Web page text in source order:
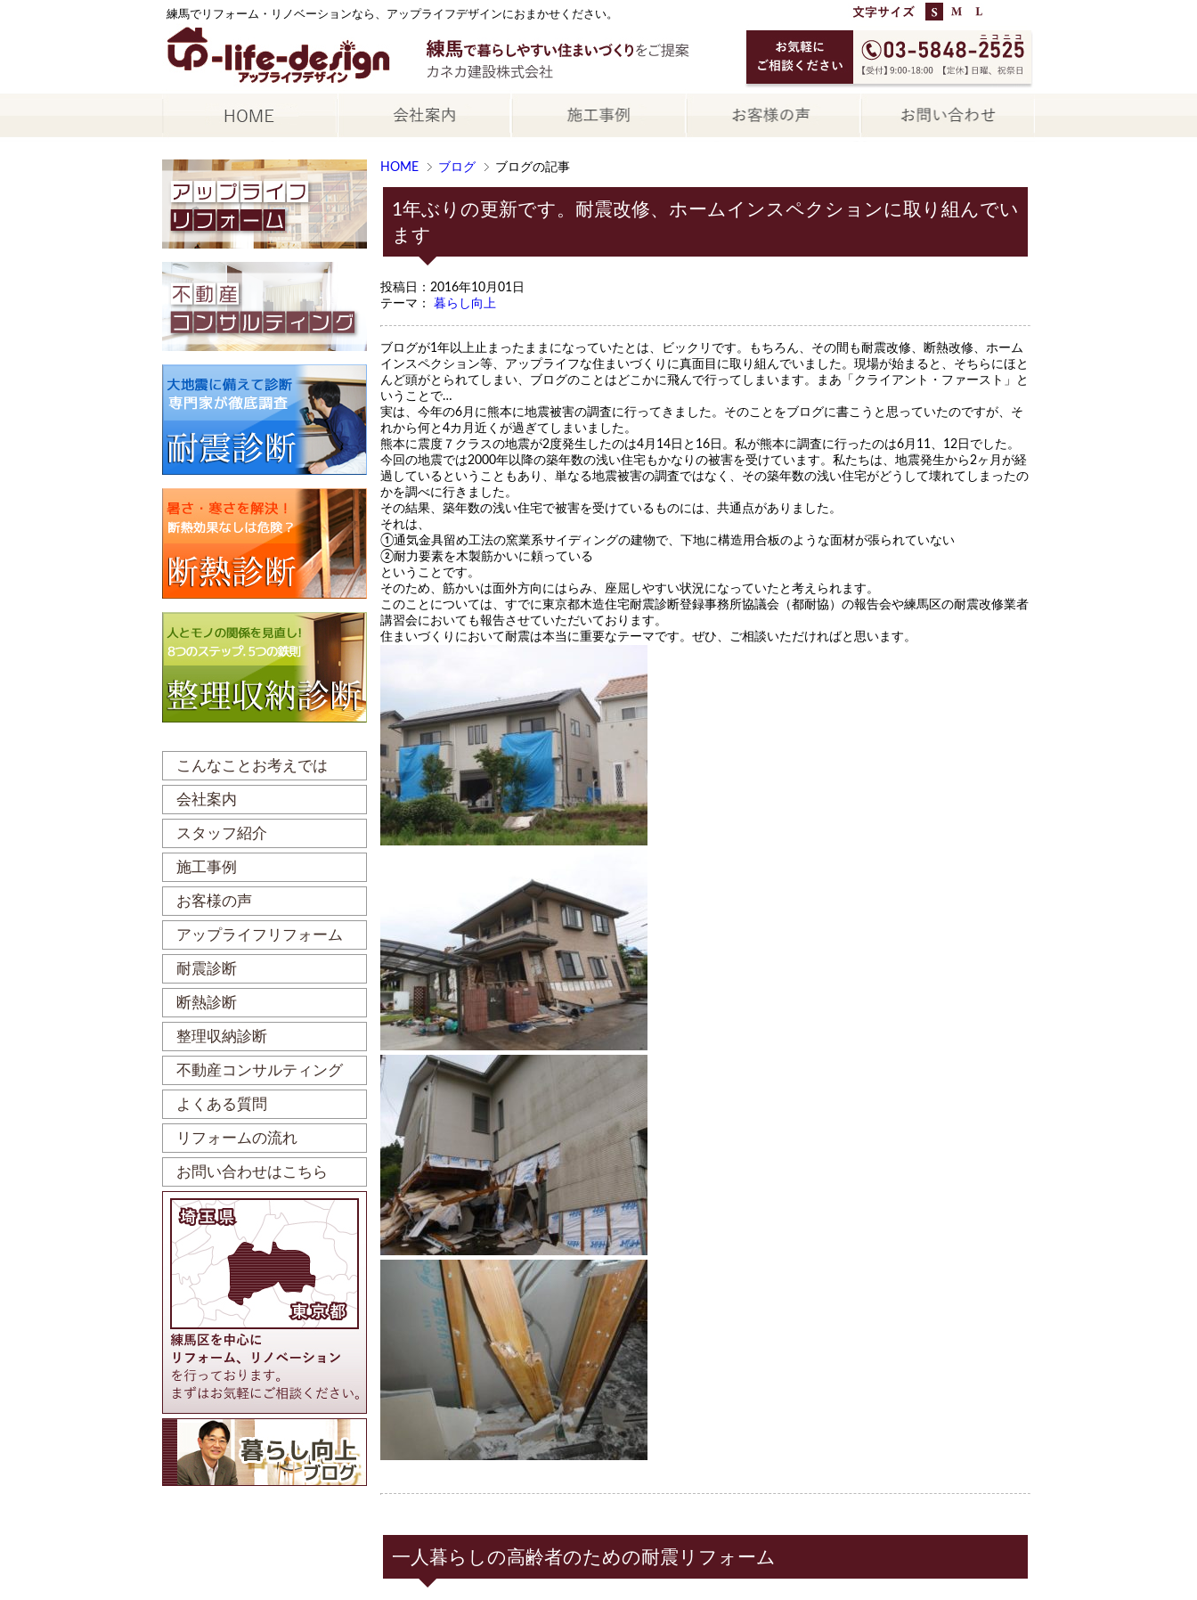
練馬でリフォーム・リノベーションなら、アップライフデザインにおまかせください。
HOME ブログ ブログの記事
1年ぶりの更新です。耐震改修、ホームインスペクションに取り組んでい
ます
投稿日：2016年10月01日
テーマ： 暮らし向上
ブログが1年以上止まったままになっていたとは、ビックリです。もちろん、その間も耐震改修、断熱改修、ホーム
インスペクション等、アップライフな住まいづくりに真面目に取り組んでいました。現場が始まると、そちらにほと
んど頭がとられてしまい、ブログのことはどこかに飛んで行ってしまいます。まあ「クライアント・ファースト」と
いうことで…
実は、今年の6月に熊本に地震被害の調査に行ってきました。そのことをブログに書こうと思っていたのですが、そ
れから何と4カ月近くが過ぎてしまいました。
熊本に震度７クラスの地震が2度発生したのは4月14日と16日。私が熊本に調査に行ったのは6月11、12日でした。
今回の地震では2000年以降の築年数の浅い住宅もかなりの被害を受けています。私たちは、地震発生から2ヶ月が経
過しているということもあり、単なる地震被害の調査ではなく、その築年数の浅い住宅がどうして壊れてしまったの
かを調べに行きました。
その結果、築年数の浅い住宅で被害を受けているものには、共通点がありました。
それは、
①通気金具留め工法の窯業系サイディングの建物で、下地に構造用合板のような面材が張られていない
②耐力要素を木製筋かいに頼っている
ということです。
そのため、筋かいは面外方向にはらみ、座屈しやすい状況になっていたと考えられます。
このことについては、すでに東京都木造住宅耐震診断登録事務所協議会（都耐協）の報告会や練馬区の耐震改修業者
講習会においても報告させていただいております。
住まいづくりにおいて耐震は本当に重要なテーマです。ぜひ、ご相談いただければと思います。
一人暮らしの高齢者のための耐震リフォーム
こんなことお考えでは
会社案内
スタッフ紹介
施工事例
お客様の声
アップライフリフォーム
耐震診断
断熱診断
整理収納診断
不動産コンサルティング
よくある質問
リフォームの流れ
お問い合わせはこちら